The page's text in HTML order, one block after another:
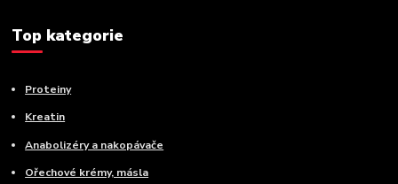
Top kategorie
Proteiny
Kreatin
Anabolizéry a nakopávače
Ořechové krémy, másla